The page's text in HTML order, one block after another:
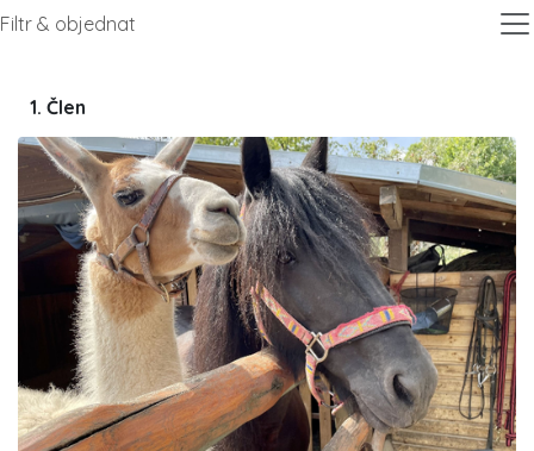
Filtr & objednat
1. Člen